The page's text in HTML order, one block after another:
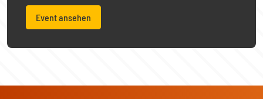
Event ansehen